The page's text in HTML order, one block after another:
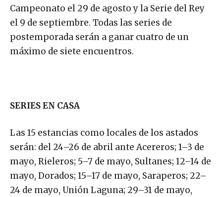
Campeonato el 29 de agosto y la Serie del Rey
el 9 de septiembre. Todas las series de
postemporada serán a ganar cuatro de un
máximo de siete encuentros.
SERIES EN CASA
Las 15 estancias como locales de los astados
serán: del 24–26 de abril ante Acereros; 1–3 de
mayo, Rieleros; 5–7 de mayo, Sultanes; 12–14 de
mayo, Dorados; 15–17 de mayo, Saraperos; 22–
24 de mayo, Unión Laguna; 29–31 de mayo,